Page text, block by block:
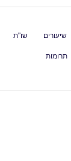
חוברות מאמרים